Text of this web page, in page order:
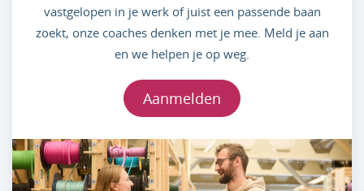
vastgelopen in je werk of juist een passende baan
zoekt, onze coaches denken met je mee. Meld je aan
en we helpen je op weg.
Aanmelden